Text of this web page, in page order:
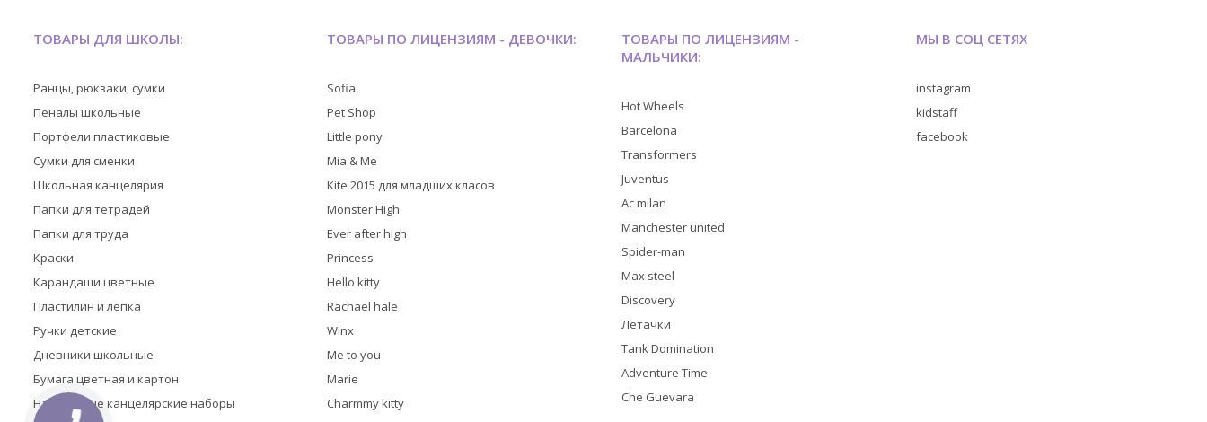
ТОВАРЫ ДЛЯ ШКОЛЫ:
Ранцы, рюкзаки, сумки
Пеналы школьные
Портфели пластиковые
Сумки для сменки
Школьная канцелярия
Папки для тетрадей
Папки для труда
Краски
Карандаши цветные
Пластилин и лепка
Ручки детские
Дневники школьные
Бумага цветная и картон
Настольные канцелярские наборы
ТОВАРЫ ПО ЛИЦЕНЗИЯМ - ДЕВОЧКИ:
Sofia
Pet Shop
Little pony
Mia & Me
Kite 2015 для младших класов
Monster High
Ever after high
Princess
Hello kitty
Rachael hale
Winx
Me to you
Marie
Charmmy kitty
ТОВАРЫ ПО ЛИЦЕНЗИЯМ -
МАЛЬЧИКИ:
Hot Wheels
Barcelona
Transformers
Juventus
Ac milan
Manchester united
Spider-man
Max steel
Discovery
Летачки
Tank Domination
Adventure Time
Che Guevara
МЫ В СОЦ СЕТЯХ
instagram
kidstaff
facebook